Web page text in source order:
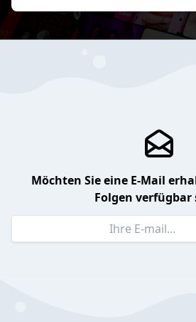
Möchten Sie eine E-Mail
Folgen verfügbar